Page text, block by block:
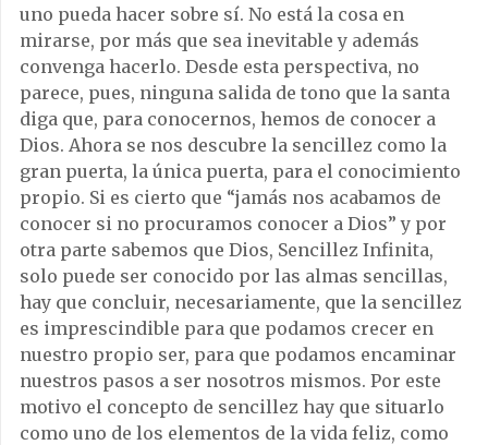
uno pueda hacer sobre sí. No está la cosa en
mirarse, por más que sea inevitable y además
convenga hacerlo. Desde esta perspectiva, no
parece, pues, ninguna salida de tono que la santa
diga que, para conocernos, hemos de conocer a
Dios. Ahora se nos descubre la sencillez como la
gran puerta, la única puerta, para el conocimiento
propio. Si es cierto que “jamás nos acabamos de
conocer si no procuramos conocer a Dios” y por
otra parte sabemos que Dios, Sencillez Infinita,
solo puede ser conocido por las almas sencillas,
hay que concluir, necesariamente, que la sencillez
es imprescindible para que podamos crecer en
nuestro propio ser, para que podamos encaminar
nuestros pasos a ser nosotros mismos. Por este
motivo el concepto de sencillez hay que situarlo
como uno de los elementos de la vida feliz, como